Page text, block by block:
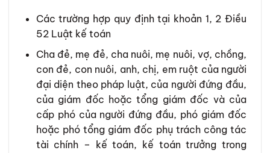
Các trường hợp quy định tại khoản 1, 2 Điều
52 Luật kế toán
Cha đẻ, mẹ đẻ, cha nuôi, mẹ nuôi, vợ, chồng,
con đẻ, con nuôi, anh, chị, em ruột của người
đại diện theo pháp luật, của người đứng đầu,
của giám đốc hoặc tổng giám đốc và của
cấp phó của người đứng đầu, phó giám đốc
hoặc phó tổng giám đốc phụ trách công tác
tài chính – kế toán, kế toán trưởng trong